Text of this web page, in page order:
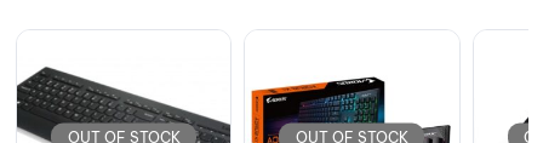
OUT OF STOCK OUT OF STOCK